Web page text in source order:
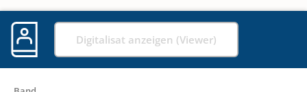
Digitalisat anzeigen (Viewer)